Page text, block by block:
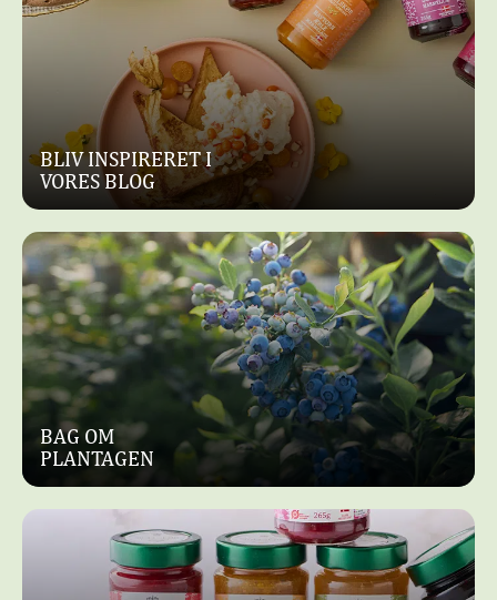
BLIV INSPIRERET I
VORES BLOG
BAG OM
PLANTAGEN